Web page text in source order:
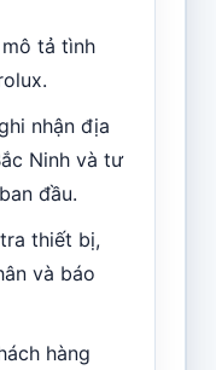
tả tình
nhận địa
Ninh và tư
đầu.
thiết bị,
và báo
hàng